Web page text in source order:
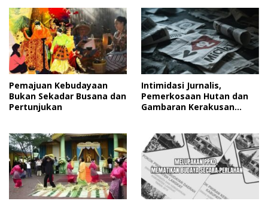
Pemajuan Kebudayaan
Bukan Sekadar Busana dan
Pertunjukan
Intimidasi Jurnalis,
Pemerkosaan Hutan dan
Gambaran Kerakusan